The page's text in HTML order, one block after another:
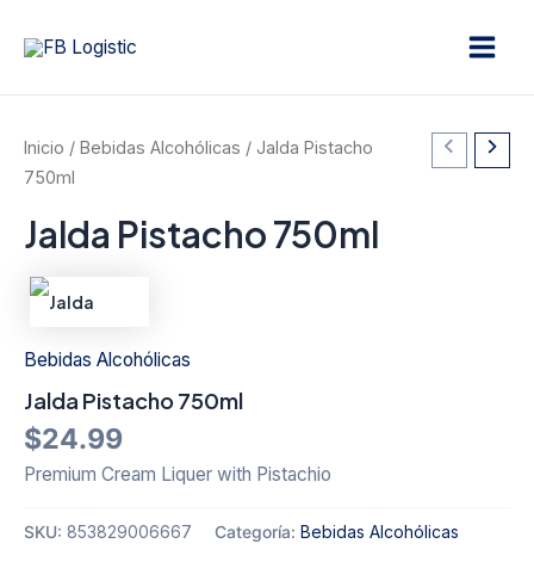
Inicio / Bebidas Alcohólicas / Jalda Pistacho
750ml
Jalda Pistacho 750ml
Bebidas Alcohólicas
Jalda Pistacho 750ml
$24.99
Premium Cream Liquer with Pistachio
SKU: 853829006667 Categoría: Bebidas Alcohólicas